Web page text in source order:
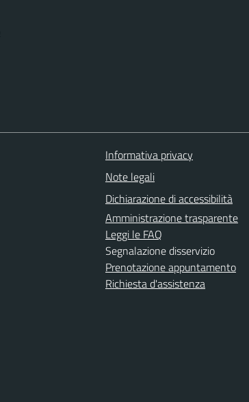
Informativa privacy
Note legali
Dichiarazione di accessibilità
Amministrazione trasparente
Leggi le FAQ
Segnalazione disservizio
Prenotazione appuntamento
Richiesta d'assistenza